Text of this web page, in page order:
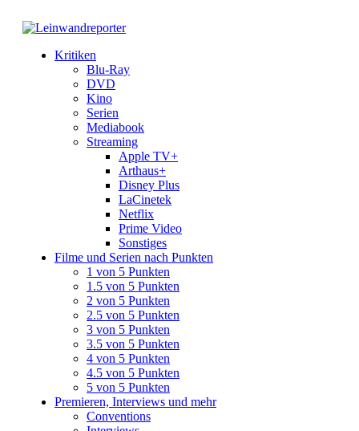
Kritiken
Blu-Ray
DVD
Kino
Serien
Mediabook
Streaming
Apple TV+
Arthaus+
Disney Plus
LaCinetek
Netflix
Prime Video
Sonstiges
Filme und Serien nach Punkten
1 von 5 Punkten
1.5 von 5 Punkten
2 von 5 Punkten
2.5 von 5 Punkten
3 von 5 Punkten
3.5 von 5 Punkten
4 von 5 Punkten
4.5 von 5 Punkten
5 von 5 Punkten
Premieren, Interviews und mehr
Conventions